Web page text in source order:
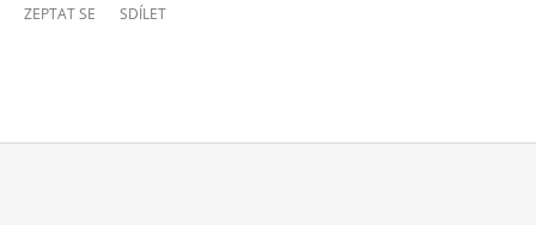
ZEPTAT SE SDÍLET